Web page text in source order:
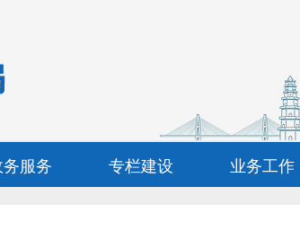
务服务 专栏建设 业务工作